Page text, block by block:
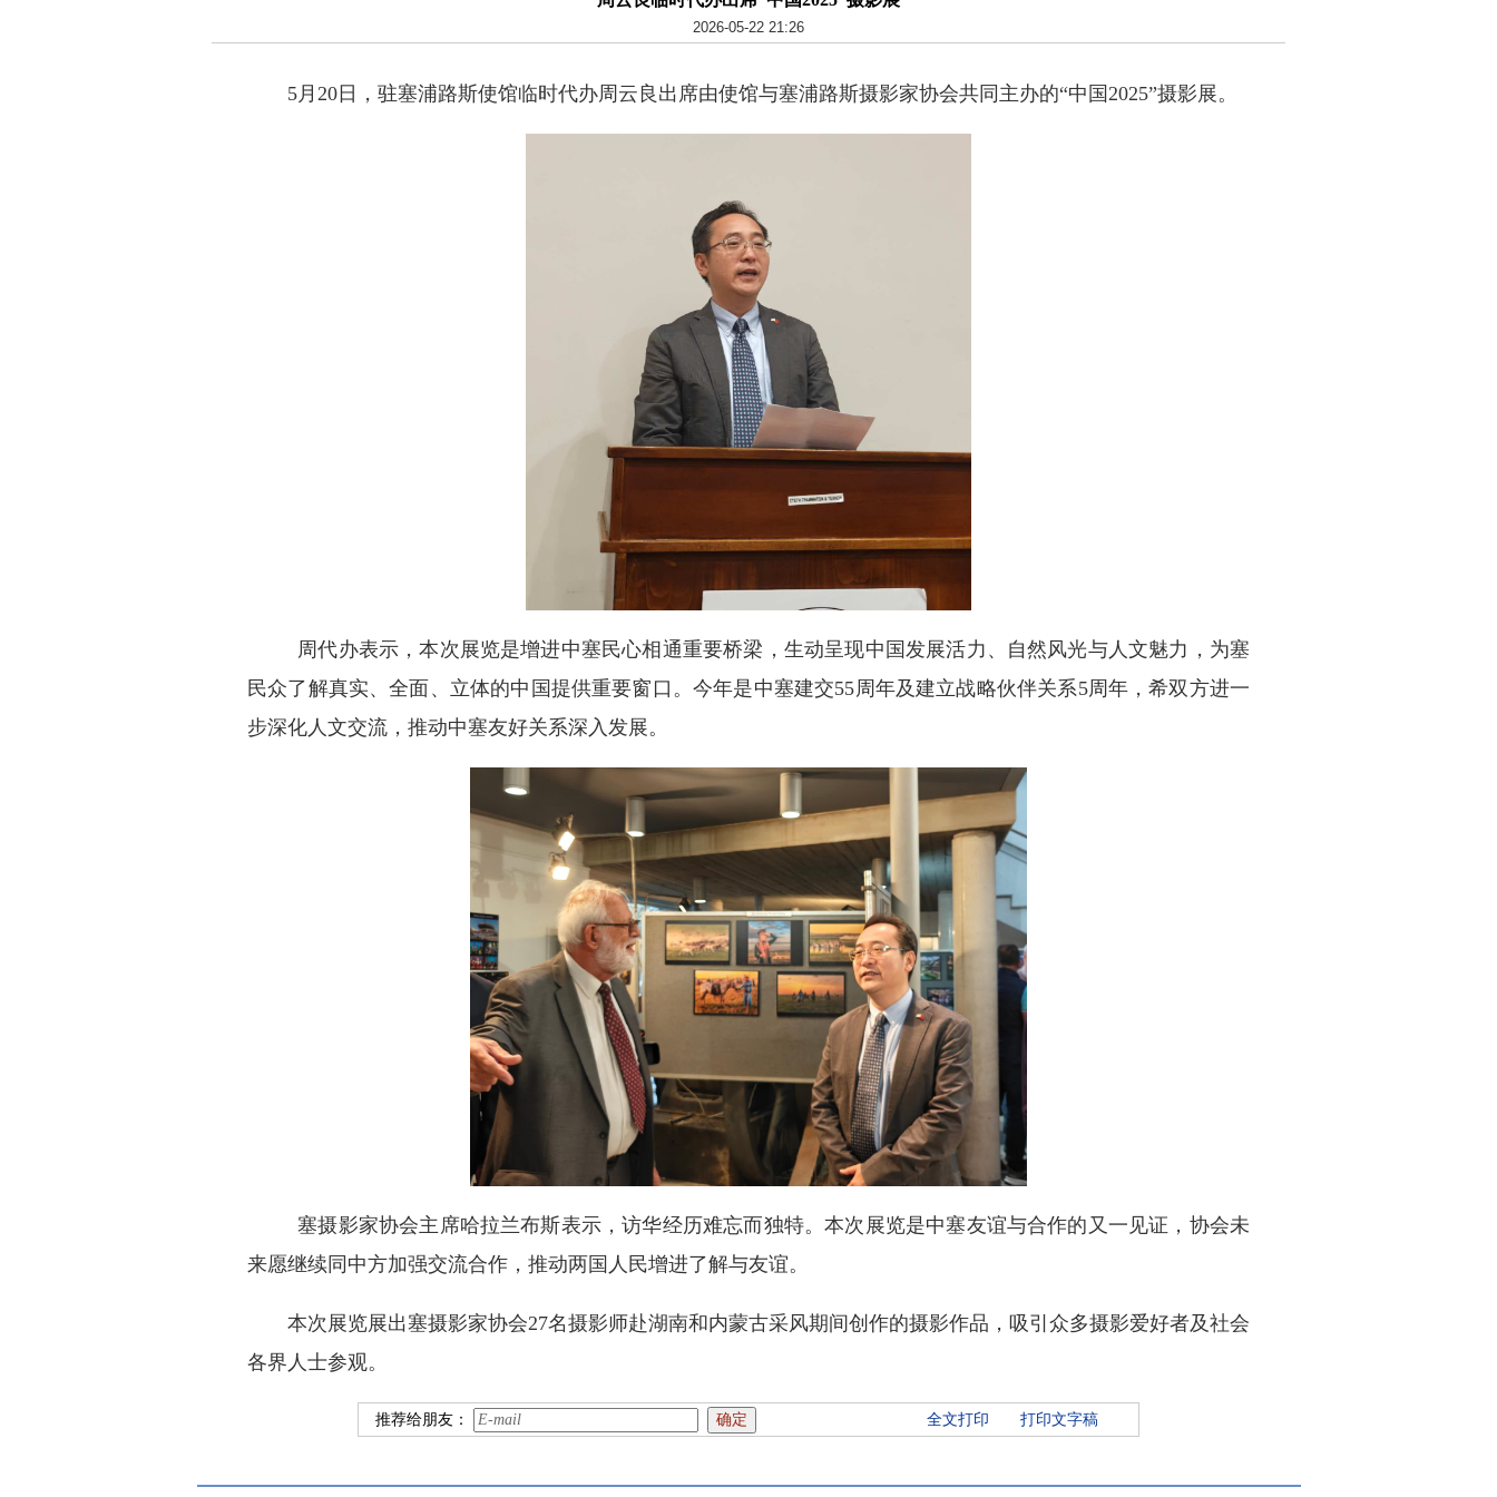
2026-05-22 21:26
5月20日，驻塞浦路斯使馆临时代办周云良出席由使馆与塞浦路斯摄影家协会共同主办的“中国2025”摄影展。
周代办表示，本次展览是增进中塞民心相通重要桥梁，生动呈现中国发展活力、自然风光与人文魅力，为塞
民众了解真实、全面、立体的中国提供重要窗口。今年是中塞建交55周年及建立战略伙伴关系5周年，希双方进一
步深化人文交流，推动中塞友好关系深入发展。
塞摄影家协会主席哈拉兰布斯表示，访华经历难忘而独特。本次展览是中塞友谊与合作的又一见证，协会未
来愿继续同中方加强交流合作，推动两国人民增进了解与友谊。
本次展览展出塞摄影家协会27名摄影师赴湖南和内蒙古采风期间创作的摄影作品，吸引众多摄影爱好者及社会
各界人士参观。
推荐给朋友： 全文打印 打印文字稿